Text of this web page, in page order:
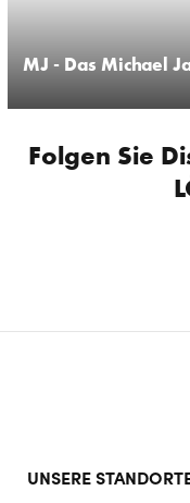
MJ - Das Michael
Folgen Sie
doormat
UNSERE